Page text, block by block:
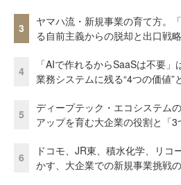
3
ヤマハ流・新規事業の育て方。
る自前主義からの脱却と出口戦略
4
「AIで作れるからSaaSは不要」
業務システムに残る“4つの価値”
5
ディープテック・エコシステム
アップを育む大企業の役割と「3
6
ドコモ、JR東、積水化学、リコ
かす、大企業での新規事業挑戦